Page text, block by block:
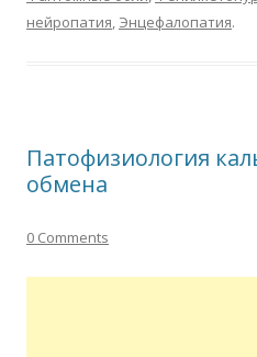
нейропатия, Энцефалопатия.
Патофизиология
обмена
0 Comments